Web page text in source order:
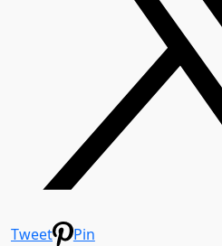
Tweet
Pin